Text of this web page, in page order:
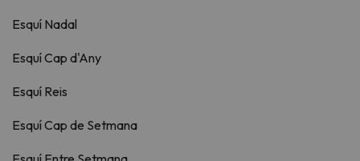
Esquí Nadal
Esquí Cap d'Any
Esquí Reis
Esquí Cap de Setmana